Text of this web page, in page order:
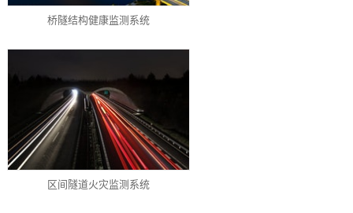
桥隧结构健康监测系统
区间隧道火灾监测系统